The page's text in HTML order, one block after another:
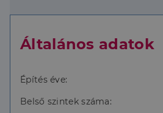
legkeresettebb részén egy
és a prémium anyaghasználat
Általános adatok
Építés éve:
Belső szintek száma: